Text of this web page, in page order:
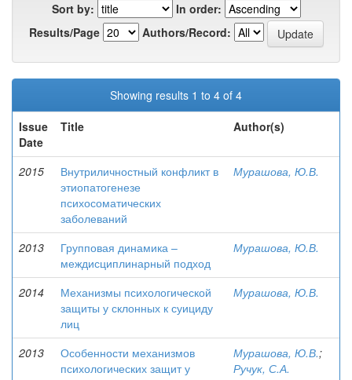
Sort by:
In order:
Results/Page
Authors/Record:
Showing results 1 to 4 of 4
Issue
Date
Title Author(s)
2015
Внутриличностный конфликт в
этиопатогенезе
психосоматических
заболеваний
Мурашова, Ю.В.
2013
Групповая динамика –
междисциплинарный подход
Мурашова, Ю.В.
2014
Механизмы психологической
защиты у склонных к суициду
лиц
Мурашова, Ю.В.
2013
Особенности механизмов
психологических защит у
Мурашова, Ю.В.;
Ручук, С.А.